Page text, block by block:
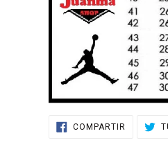
COMPARTIR